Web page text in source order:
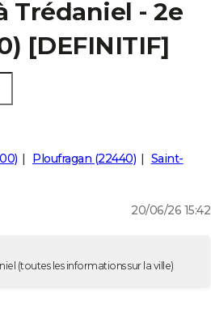
Trédaniel - 2e
[DEFINITIF]
Ploufragan (22440)
Saint-
20/06/26 15:42
(toutes les informations sur la ville)